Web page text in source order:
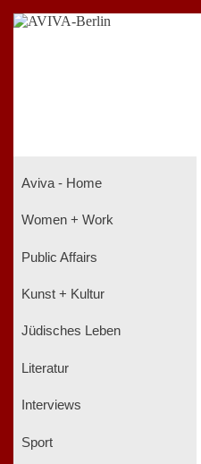
Aviva - Home
Women + Work
Public Affairs
Kunst + Kultur
Jüdisches Leben
Literatur
Interviews
Sport